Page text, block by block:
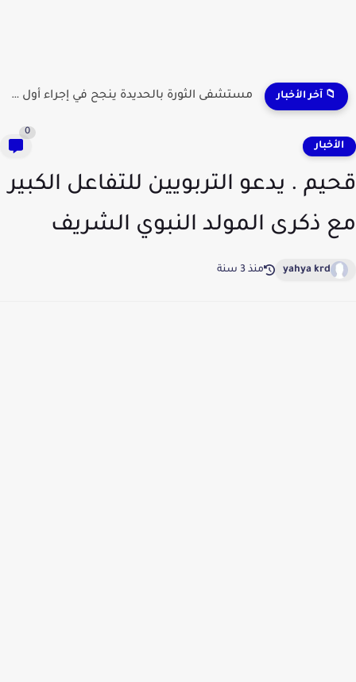
📁 آخر الأخبار مستشفى الثورة بالحديدة ينجح في إجراء أول عملية لاستئصال...
. يدعو التربويين للتفاعل الكبير
ذكرى المولد النبوي الشريف
yahya krd منذ 3 سنة